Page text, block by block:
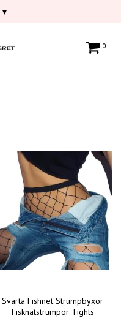
▾
0
Svarta Fishnet Strumpbyxor
Fisknätstrumpor Tights